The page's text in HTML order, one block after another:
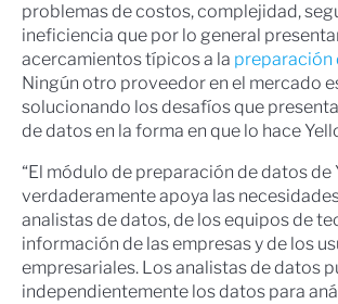
problemas de costos, complejidad,
ineficiencia que por lo general
acercamientos típicos a la preparación
Ningún otro proveedor en el mercado
solucionando los desafíos que
de datos en la forma en que lo hace
“El módulo de preparación de datos de
verdaderamente apoya las
analistas de datos, de los equipos de
información de las empresas y de los
empresariales. Los analistas de datos
independientemente los datos para